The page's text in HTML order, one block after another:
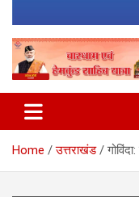
Home उत्तराखंड